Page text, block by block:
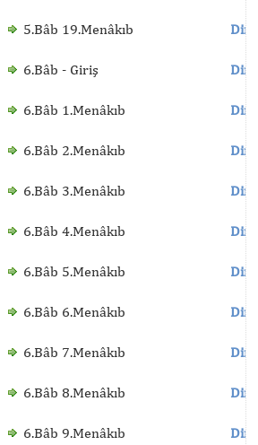
5.Bâb 19.Menâkıb
6.Bâb - Giriş
6.Bâb 1.Menâkıb
6.Bâb 2.Menâkıb
6.Bâb 3.Menâkıb
6.Bâb 4.Menâkıb
6.Bâb 5.Menâkıb
6.Bâb 6.Menâkıb
6.Bâb 7.Menâkıb
6.Bâb 8.Menâkıb
6.Bâb 9.Menâkıb